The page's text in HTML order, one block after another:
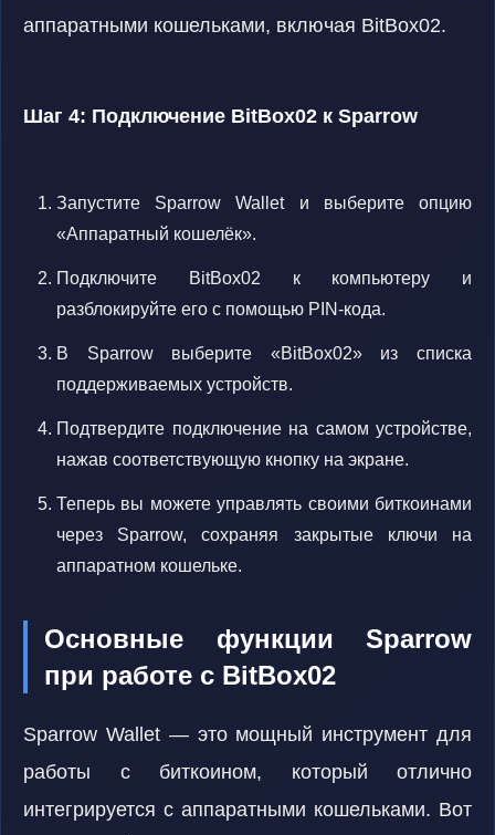
аппаратными кошельками, включая BitBox02.
Шаг 4: Подключение BitBox02 к Sparrow
Запустите Sparrow Wallet и выберите опцию
«Аппаратный кошелёк».
Подключите BitBox02 к компьютеру и
разблокируйте его с помощью PIN-кода.
В Sparrow выберите «BitBox02» из списка
поддерживаемых устройств.
Подтвердите подключение на самом устройстве,
нажав соответствующую кнопку на экране.
Теперь вы можете управлять своими биткоинами
через Sparrow, сохраняя закрытые ключи на
аппаратном кошельке.
Основные функции Sparrow
при работе с BitBox02
Sparrow Wallet — это мощный инструмент для
работы с биткоином, который отлично
интегрируется с аппаратными кошельками. Вот